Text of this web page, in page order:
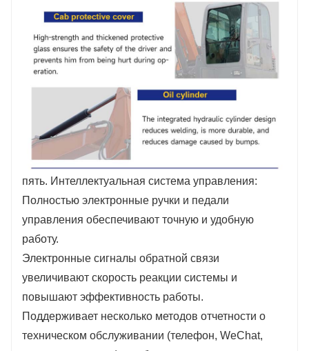
пять. Интеллектуальная система управления:
Полностью электронные ручки и педали
управления обеспечивают точную и удобную
работу.
Электронные сигналы обратной связи
увеличивают скорость реакции системы и
повышают эффективность работы.
Поддерживает несколько методов отчетности о
техническом обслуживании (телефон, WeChat,